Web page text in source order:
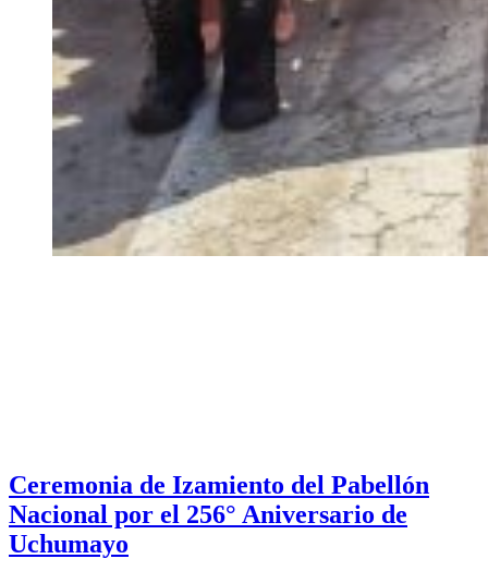
Ceremonia de Izamiento del Pabellón
Nacional por el 256° Aniversario de
Uchumayo